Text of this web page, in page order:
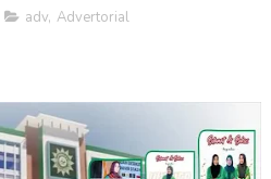
adv, Advertorial